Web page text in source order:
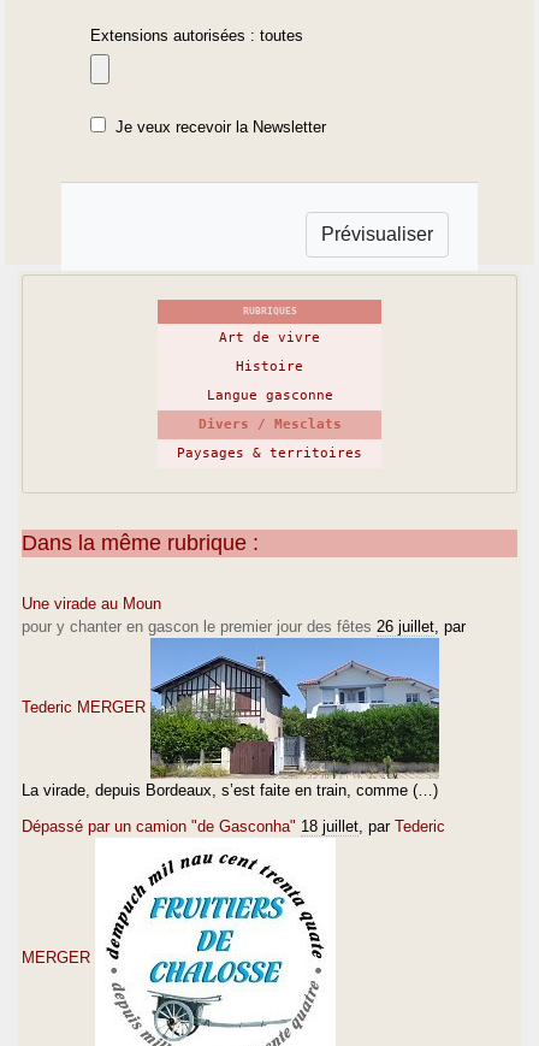
Extensions autorisées : toutes
Je veux recevoir la Newsletter
RUBRIQUES
Art de vivre
Histoire
Langue gasconne
Divers / Mesclats
Paysages & territoires
Dans la même rubrique :
Une virade au Moun
pour y chanter en gascon le premier jour des fêtes 26 juillet , par
Tederic MERGER
La virade, depuis Bordeaux, s’est faite en train, comme (…)
Dépassé par un camion "de Gasconha" 18 juillet , par Tederic
MERGER